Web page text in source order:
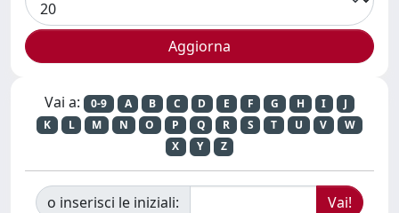
Vai a: 0-9 A B C D E F G H I
J
K
L M N O P Q R S T U V
W
X
Y Z
o inserisci le iniziali: